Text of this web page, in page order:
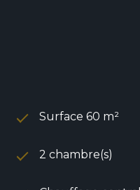
Surface 60 m²
2 chambre(s)